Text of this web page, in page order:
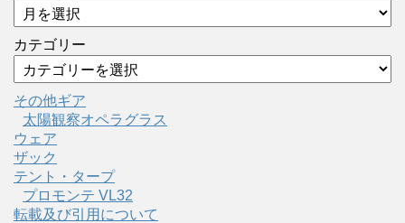
カテゴリー
その他ギア
太陽観察オペラグラス
ウェア
ザック
テント・タープ
プロモンテ VL32
転載及び引用について